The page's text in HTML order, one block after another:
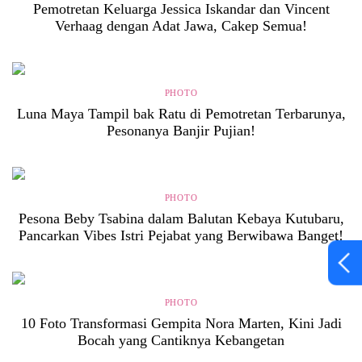
Pemotretan Keluarga Jessica Iskandar dan Vincent
Verhaag dengan Adat Jawa, Cakep Semua!
PHOTO
Luna Maya Tampil bak Ratu di Pemotretan Terbarunya,
Pesonanya Banjir Pujian!
PHOTO
Pesona Beby Tsabina dalam Balutan Kebaya Kutubaru,
Pancarkan Vibes Istri Pejabat yang Berwibawa Banget!
PHOTO
10 Foto Transformasi Gempita Nora Marten, Kini Jadi
Bocah yang Cantiknya Kebangetan